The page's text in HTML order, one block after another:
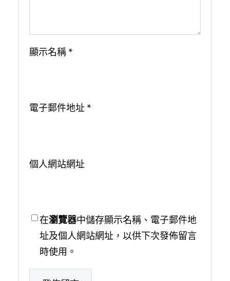
顯示名稱 *
電子郵件地址 *
個人網站網址
在瀏覽器中儲存顯示名稱、電子郵件地
址及個人網站網址，以供下次發佈留言
時使用。